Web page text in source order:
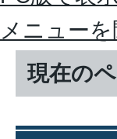
メニュー
現在の